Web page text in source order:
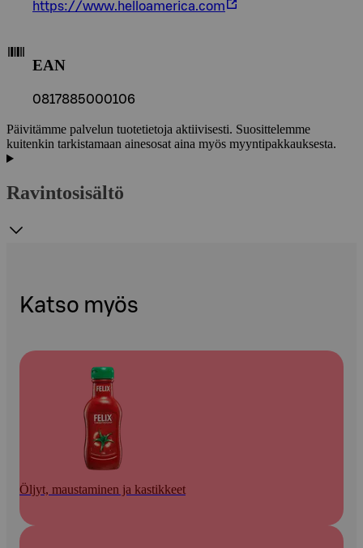
https://www.helloamerica.com
EAN
0817885000106
Päivitämme palvelun tuotetietoja aktiivisesti. Suosittelemme
kuitenkin tarkistamaan ainesosat aina myös myyntipakkauksesta.
Ravintosisältö
Katso myös
Öljyt, maustaminen ja kastikkeet